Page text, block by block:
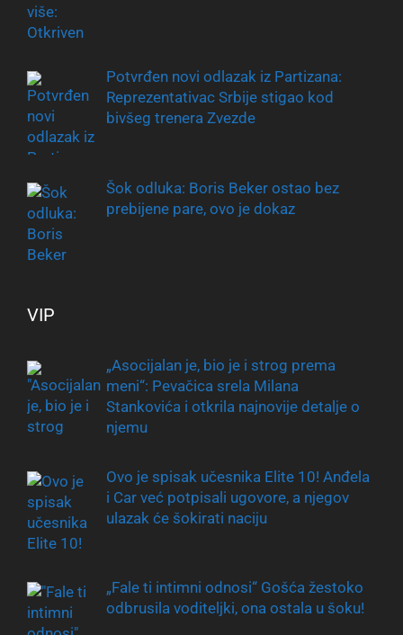
Potvrđen novi odlazak iz Partizana:
Reprezentativac Srbije stigao kod
bivšeg trenera Zvezde
Šok odluka: Boris Beker ostao bez
prebijene pare, ovo je dokaz
VIP
„Asocijalan je, bio je i strog prema
meni“: Pevačica srela Milana
Stankovića i otkrila najnovije detalje o
njemu
Ovo je spisak učesnika Elite 10! Anđela
i Car već potpisali ugovore, a njegov
ulazak će šokirati naciju
„Fale ti intimni odnosi“ Gošća žestoko
odbrusila voditeljki, ona ostala u šoku!